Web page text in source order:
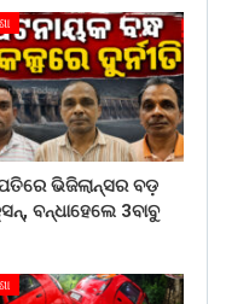
ଭିଜିଲାନ୍ସର ବଡ଼
ବନ୍ଧାହେଲେ 3ବାବୁ